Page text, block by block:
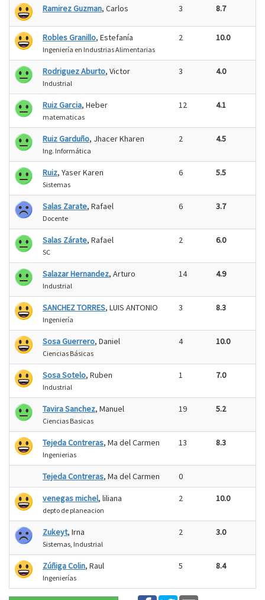
Ramirez Guzman, Carlos 3 8.7
Robles Granillo, Estefanía
Ingeniería en Industrias Alimentarias
2 10.0
Rodriguez Aburto, Victor
Industrial
3 4.0
Ruiz Garcia, Heber
matematicas
12 4.1
Ruiz Garduño, Jhacer Kharen
Ing. Informática
2 4.5
Ruiz, Yaser Karen
Sistemas
6 5.5
Salas Zarate, Rafael
Docente
6 3.7
Salas Zárate, Rafael
SC
2 6.0
Salazar Hernandez, Arturo
Industrial
14 4.9
SANCHEZ TORRES, LUIS ANTONIO
Ingeniería
3 8.3
Sosa Guerrero, Daniel
Ciencias Básicas
4 10.0
Sosa Sotelo, Ruben
Industrial
1 7.0
Tavira Sanchez, Manuel
Ciencias Basicas
19 5.2
Tejeda Contreras, Ma del Carmen
Ingenierias
13 8.3
Tejeda Contreras, Ma del Carmen 0
venegas michel, liliana
depto de planeacion
2 10.0
Zukeyt, Irna
Sistemas, Industrial
2 3.0
Zúñiga Colin, Raul
Ingenierías
5 8.4